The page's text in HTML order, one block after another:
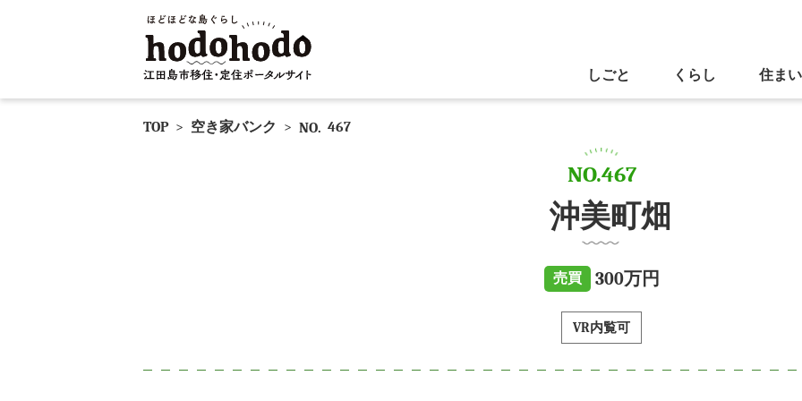
しごと くらし 住まい
TOP> 空き家バンク > 467
NO.467
沖美町畑
売買 300万円
VR内覧可